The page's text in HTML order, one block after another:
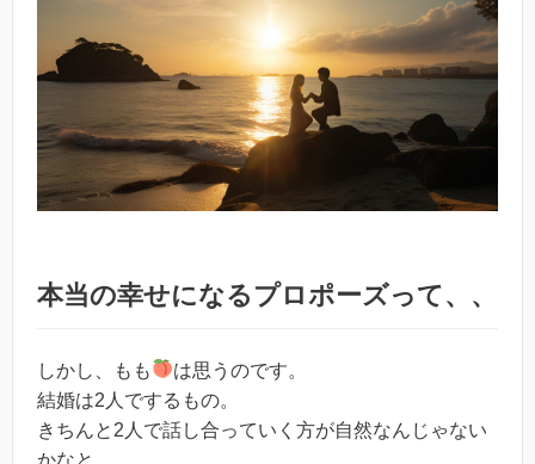
本当の幸せになるプロポーズって、、
しかし、もも
は思うのです。
結婚は2人でするもの。
きちんと2人で話し合っていく方が自然なんじゃない
かなと。